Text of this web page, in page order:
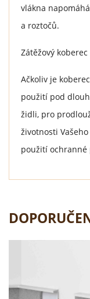
vlákna
a roztočů.
Zátěžový
Ačkoliv je
použití pod
židli, pro
životnosti
použití ochranné